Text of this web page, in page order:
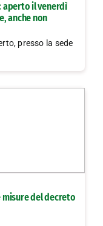
aperto il venerdì
anche non
presso la sede
misure del decreto